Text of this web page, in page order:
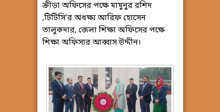
ক্রীড়া অফিসের পক্ষে মামুনুর রশিদ
,টিটিসি’র অধক্ষ্য আরিফ হোসেন
তালুকদার, জেলা শিক্ষা অফিসের পক্ষে
শিক্ষা অফিসার আব্বাস উদ্দীন।